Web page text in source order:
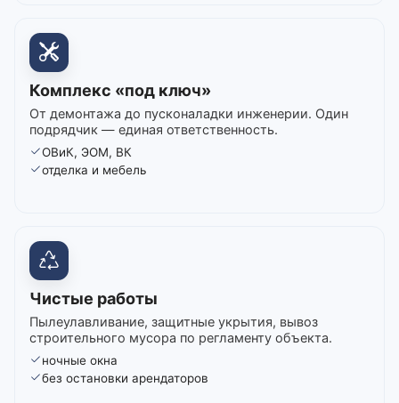
Комплекс «под ключ»
От демонтажа до пусконаладки инженерии. Один
подрядчик — единая ответственность.
ОВиК, ЭОМ, ВК
отделка и мебель
Чистые работы
Пылеулавливание, защитные укрытия, вывоз
строительного мусора по регламенту объекта.
ночные окна
без остановки арендаторов